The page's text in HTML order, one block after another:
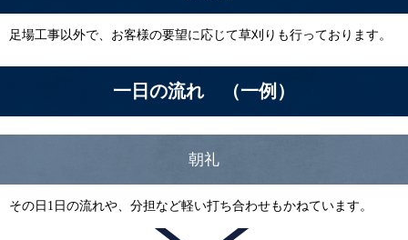
足場工事以外で、お客様の要望に応じて草刈りも行っております。
一日の流れ （一例）
朝礼
その日1日の流れや、分担など軽い打ち合わせもかねています。